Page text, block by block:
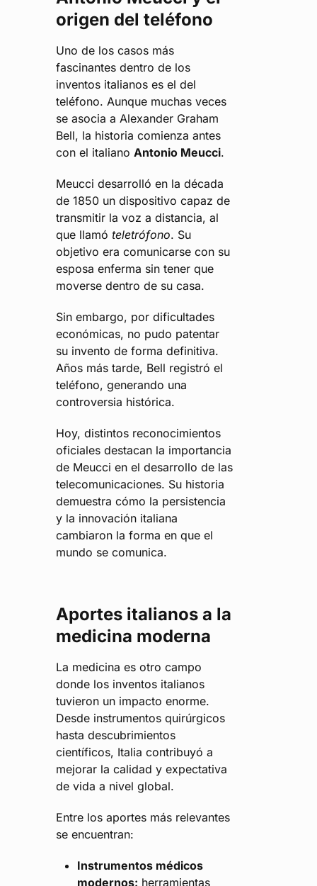
origen del teléfono
Uno de los casos más
fascinantes dentro de los
inventos italianos es el del
teléfono. Aunque muchas veces
se asocia a Alexander Graham
Bell, la historia comienza antes
con el italiano Antonio Meucci.
Meucci desarrolló en la década
de 1850 un dispositivo capaz de
transmitir la voz a distancia, al
que llamó teletrófono. Su
objetivo era comunicarse con su
esposa enferma sin tener que
moverse dentro de su casa.
Sin embargo, por dificultades
económicas, no pudo patentar
su invento de forma definitiva.
Años más tarde, Bell registró el
teléfono, generando una
controversia histórica.
Hoy, distintos reconocimientos
oficiales destacan la importancia
de Meucci en el desarrollo de las
telecomunicaciones. Su historia
demuestra cómo la persistencia
y la innovación italiana
cambiaron la forma en que el
mundo se comunica.
Aportes italianos a la
medicina moderna
La medicina es otro campo
donde los inventos italianos
tuvieron un impacto enorme.
Desde instrumentos quirúrgicos
hasta descubrimientos
científicos, Italia contribuyó a
mejorar la calidad y expectativa
de vida a nivel global.
Entre los aportes más relevantes
se encuentran:
Instrumentos médicos
modernos: herramientas